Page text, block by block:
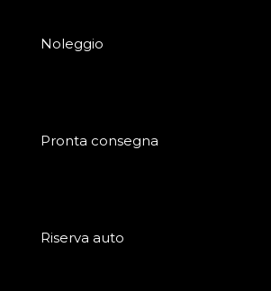
Noleggio
Pronta consegna
Riserva auto